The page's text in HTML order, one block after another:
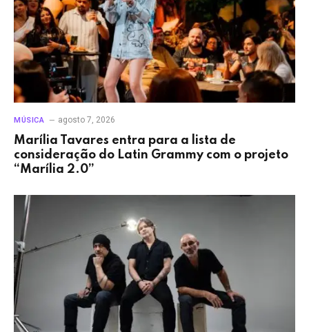
MÚSICA agosto 7, 2026
Marília Tavares entra para a lista de
consideração do Latin Grammy com o projeto
“Marília 2.0”